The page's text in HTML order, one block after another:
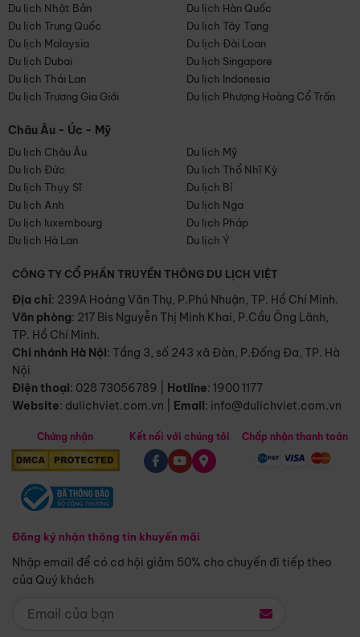
Du lịch Nhật Bản
Du lịch Hàn Quốc
Du lịch Trung Quốc
Du lịch Tây Tạng
Du lịch Malaysia
Du lịch Đài Loan
Du lịch Dubai
Du lịch Singapore
Du lịch Thái Lan
Du lịch Indonesia
Du lịch Trương Gia Giới
Du lịch Phượng Hoàng Cổ Trấn
Châu Âu - Úc - Mỹ
Du lịch Châu Âu
Du lịch Mỹ
Du lịch Đức
Du lịch Thổ Nhĩ Kỳ
Du lịch Thụy Sĩ
Du lịch Bỉ
Du lịch Anh
Du lịch Nga
Du lịch luxembourg
Du lịch Pháp
Du lịch Hà Lan
Du lịch Ý
CÔNG TY CỔ PHẦN TRUYỀN THÔNG DU LỊCH VIỆT
Địa chỉ: 239A Hoàng Văn Thụ, P.Phú Nhuận, TP. Hồ Chí Minh.
Văn phòng: 217 Bis Nguyễn Thị Minh Khai, P.Cầu Ông Lãnh,
TP. Hồ Chí Minh.
Chi nhánh Hà Nội: Tầng 3, số 243 xã Đàn, P.Đống Đa, TP. Hà
Nội
Điện thoại: 028 73056789 Hotline: 1900 1177
Website: dulichviet.com.vn Email: info@dulichviet.com.vn
Chứng nhận
Đăng ký nhận thông tin khuyến mãi
Nhập email để có cơ hội giảm 50% cho chuyến đi tiếp theo
của Quý khách
Kết nối với chúng tôi Chấp nhận thanh toán